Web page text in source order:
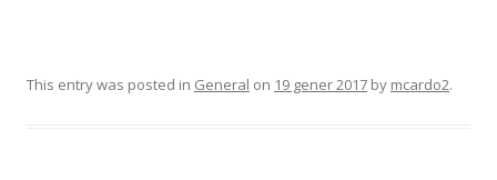
This entry was posted in General on 19 gener 2017 by mcardo2.